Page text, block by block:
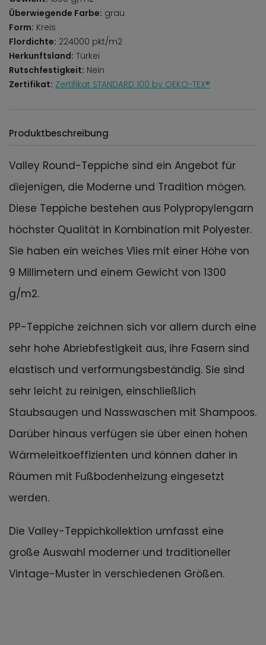
Überwiegende Farbe: grau
Form: Kreis
Flordichte: 224000 pkt/m2
Herkunftsland: Türkei
Rutschfestigkeit: Nein
Zertifikat: Zertifikat STANDARD 100 by OEKO-TEX®
Produktbeschreibung
Valley Round-Teppiche sind ein Angebot für
diejenigen, die Moderne und Tradition mögen.
Diese Teppiche bestehen aus Polypropylengarn
höchster Qualität in Kombination mit Polyester.
Sie haben ein weiches Vlies mit einer Höhe von
9 Millimetern und einem Gewicht von 1300
g/m2.
PP-Teppiche zeichnen sich vor allem durch eine
sehr hohe Abriebfestigkeit aus, ihre Fasern sind
elastisch und verformungsbeständig. Sie sind
sehr leicht zu reinigen, einschließlich
Staubsaugen und Nasswaschen mit Shampoos.
Darüber hinaus verfügen sie über einen hohen
Wärmeleitkoeffizienten und können daher in
Räumen mit Fußbodenheizung eingesetzt
werden.
Die Valley-Teppichkollektion umfasst eine
große Auswahl moderner und traditioneller
Vintage-Muster in verschiedenen Größen.